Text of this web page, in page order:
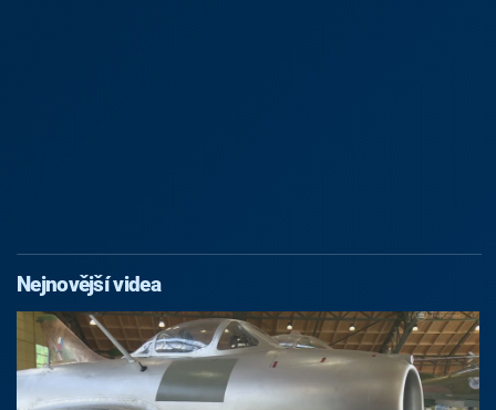
Nejnovější videa